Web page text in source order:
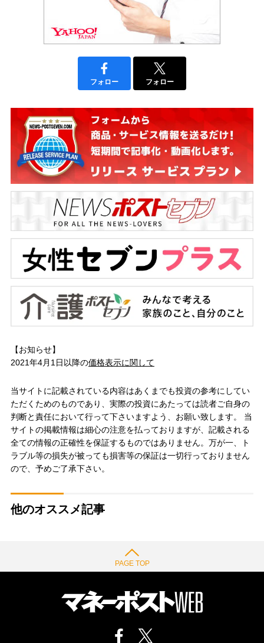
フォロー フォロー
【お知らせ】
2021年4月1日以降の価格表示に関して
当サイトに記載されている内容はあくまでも投資の参考にしてい
ただくためのものであり、実際の投資にあたっては読者ご自身の
判断と責任において行って下さいますよう、お願い致します。 当
サイトの掲載情報は細心の注意を払っておりますが、記載される
全ての情報の正確性を保証するものではありません。万が一、ト
ラブル等の損失が被っても損害等の保証は一切行っておりません
ので、予めご了承下さい。
他のオススメ記事
PAGE TOP